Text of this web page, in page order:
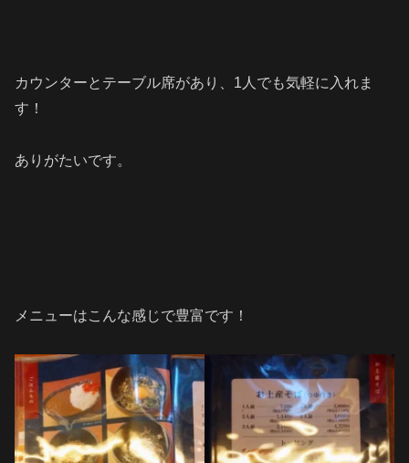
カウンターとテーブル席があり、1人でも気軽に入れま
す！
ありがたいです。
メニューはこんな感じで豊富です！